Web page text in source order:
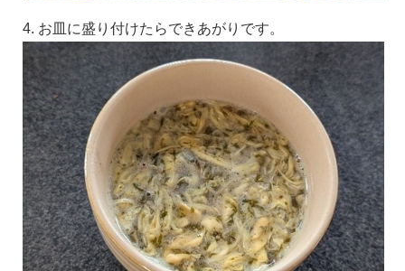
4. お皿に盛り付けたらできあがりです。